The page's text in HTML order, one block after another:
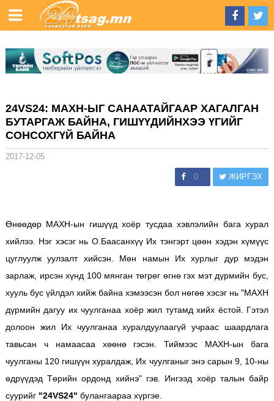
24VS24: МАХН-ЫГ САНААТАЙГААР ХАГАЛГАН
БУТАРГАЖ БАЙНА, ГИШҮҮДИЙНХЭЭ ҮГИЙГ
СОНСОХГҮЙ БАЙНА
2017-12-05
0 ЖИРГЭХ
Өнөөдөр МАХН-ын гишүүд хоёр тусдаа хэвлэлийн бага хурал
хийлээ. Нэг хэсэг нь О.Баасанхүү Их тэнгэрт цөөн хэдэн хүмүүс
цуглуулж уулзалт хийсэн. Мөн намын Их хурлыг дур мэдэн
зарлаж, ирсэн хүнд 100 мянган төгрөг өгнө гэх мэт дүрмийн бус,
хууль бус үйлдэл хийж байна хэмээсэн бол нөгөө хэсэг нь "МАХН
дүрмийн дагуу их чуулганаа хоёр жил тутамд хийх ёстой. Гэтэл
долоон жил Их чуулганаа хуралдуулаагүй учраас шаардлага
тавьсан ч намаасаа хөөнө гэсэн. Тиймээс МАХН-ын бага
чуулганы 120 гишүүн хуралдаж, Их чуулганыг энэ сарын 9, 10-ны
өдрүүдэд Төрийн ордонд хийнэ" гэв. Ингээд хоёр талын байр
суурийг "24VS24" булангаараа хүргэе.